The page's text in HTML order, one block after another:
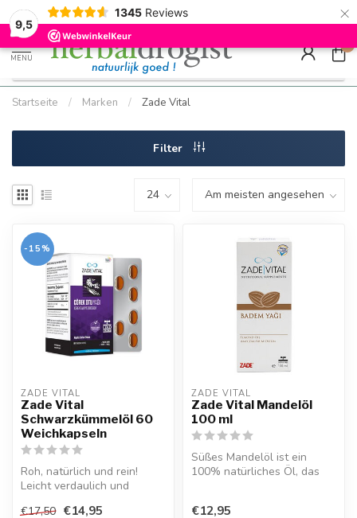
9,5
1345 Reviews ×
Kostenloser DE-Versand ab Mindestbestellwert |
Schnell geliefert
Minimum
Hızlı
MENU
0
Startseite / Marken / Zade Vital
Filter
-15%
ZADE VITAL
Zade Vital
Schwarzkümmelöl 60
Weichkapseln
Roh, natürlich und rein!
Leicht verdaulich und
Gebrauc...
€17,50 €14,95
ZADE VITAL
Zade Vital Mandelöl
100 ml
Süßes Mandelöl ist ein
100% natürliches Öl, das
€12,95